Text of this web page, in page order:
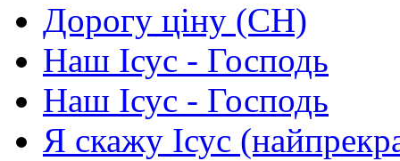
Дорогу ціну (СН)
Наш Ісус - Господь
Наш Ісус - Господь
Я скажу Ісус